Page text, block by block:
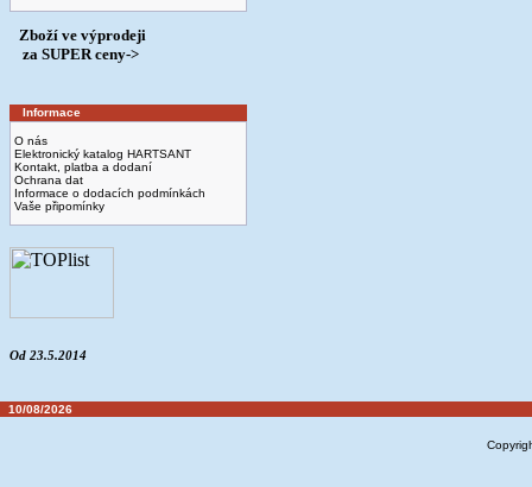
Zboží ve výprodeji
­ za SUPER ceny->
Informace
O nás
Elektronický katalog HARTSANT
Kontakt, platba a dodaní
Ochrana dat
Informace o dodacích podmínkách
Vaše připomínky
Od 23.5.2014
10/08/2026